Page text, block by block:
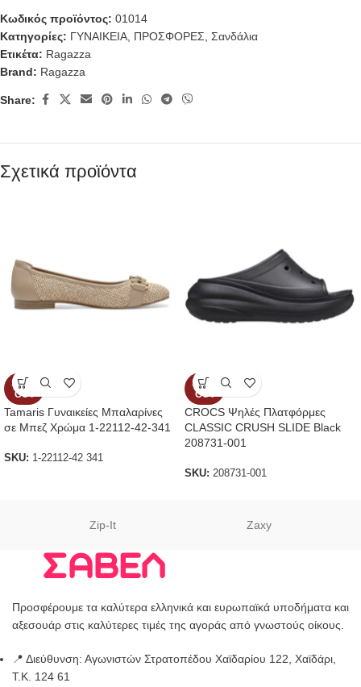
Κωδικός προϊόντος: 01014
Κατηγορίες: ΓΥΝΑΙΚΕΙΑ ΠΡΟΣΦΟΡΕΣ Σανδάλια
Ετικέτα: Ragazza
Brand: Ragazza
Share:
Σχετικά προϊόντα
SOLD
OUT
Tamaris Γυναικείες Μπαλαρίνες
σε Μπεζ Χρώμα 1-22112-42-341
SKU: 1-22112-42 341
SOLD
OUT
CROCS Ψηλές Πλατφόρμες
CLASSIC CRUSH SLIDE Black
208731-001
SKU: 208731-001
Zip-It Zaxy
Προσφέρουμε τα καλύτερα ελληνικά και ευρωπαϊκά υποδήματα και
αξεσουάρ στις καλύτερες τιμές της αγοράς από γνωστούς οίκους.
📍 Διεύθυνση: Αγωνιστών Στρατοπέδου Χαϊδαρίου 122, Χαϊδάρι,
Τ.Κ. 124 61